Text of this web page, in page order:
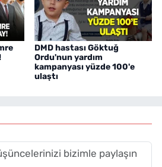
DMD hastası Göktuğ
Ordu'nun yardım
kampanyası yüzde 100'e
ulaştı